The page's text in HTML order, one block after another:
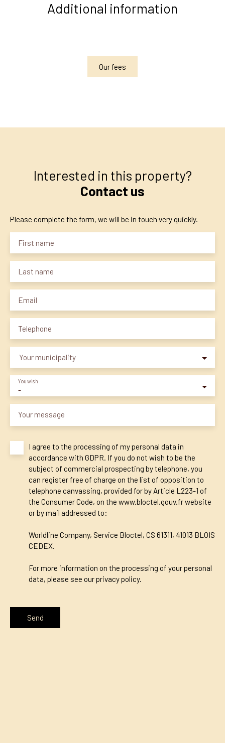
Additional information
Our fees
Interested in this property?
Contact us
Please complete the form, we will be in touch very quickly.
First name
Last name
Email
Telephone
Your municipality
-
You wish
Your message
I agree to the processing of my personal data in
accordance with GDPR. If you do not wish to be the
subject of commercial prospecting by telephone, you
can register free of charge on the list of opposition to
telephone canvassing, provided for by Article L223-1 of
the Consumer Code, on the www.bloctel.gouv.fr website
or by mail addressed to:
Worldline Company, Service Bloctel, CS 61311, 41013 BLOIS
CEDEX.
For more information on the processing of your personal
data, please see ourprivacy policy.
Send